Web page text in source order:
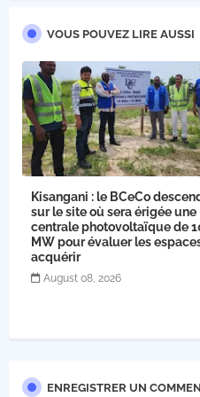
VOUS POUVEZ LIRE AUSSI
Kisangani : le BCeCo
sur le site où sera érigée une
centrale photovoltaïque de
MW pour évaluer les
acquérir
August 08, 2026
ENREGISTRER UN